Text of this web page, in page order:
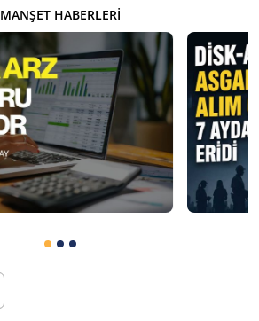
MANŞET HABERLERI